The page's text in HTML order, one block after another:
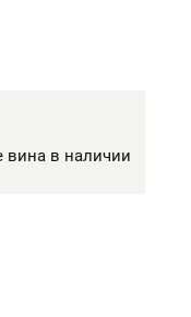
вина в наличии